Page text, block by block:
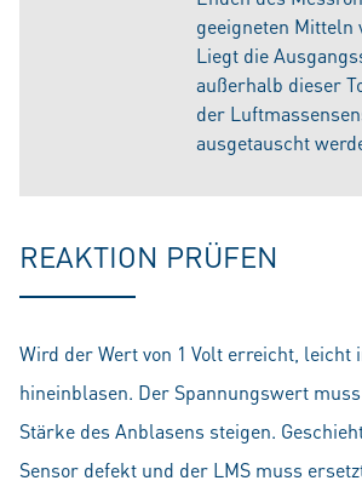
geeigneten Mitteln
Liegt die
außerhalb dieser
der
ausgetauscht
REAKTION PRÜFEN
Wird der Wert von 1 Volt erreicht, leicht
hineinblasen. Der Spannungswert
Stärke des Anblasens steigen.
Sensor defekt und der LMS muss